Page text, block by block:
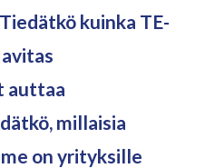
kuinka TE-
auttaa
millaisia
on yrityksille